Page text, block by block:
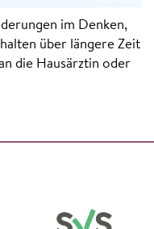
im Denken,
über längere Zeit
die Hausärztin oder